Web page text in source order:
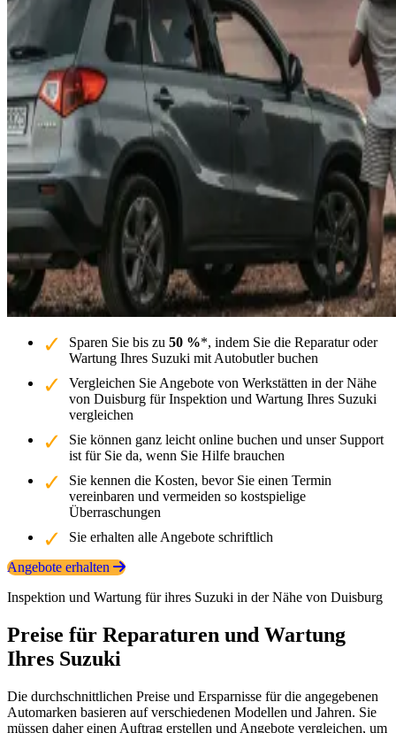
Sparen Sie bis zu 50 %*, indem Sie die Reparatur oder
Wartung Ihres Suzuki mit Autobutler buchen
Vergleichen Sie Angebote von Werkstätten in der Nähe
von Duisburg für Inspektion und Wartung Ihres Suzuki
vergleichen
Sie können ganz leicht online buchen und unser Support
ist für Sie da, wenn Sie Hilfe brauchen
Sie kennen die Kosten, bevor Sie einen Termin
vereinbaren und vermeiden so kostspielige
Überraschungen
Sie erhalten alle Angebote schriftlich
Angebote erhalten
Inspektion und Wartung für ihres Suzuki in der Nähe von Duisburg
Preise für Reparaturen und Wartung
Ihres Suzuki
Die durchschnittlichen Preise und Ersparnisse für die angegebenen
Automarken basieren auf verschiedenen Modellen und Jahren. Sie
müssen daher einen Auftrag erstellen und Angebote vergleichen, um